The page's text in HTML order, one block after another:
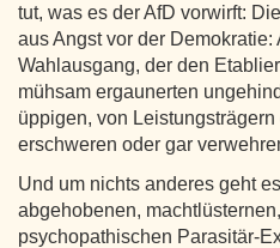
tut, was es der AfD vorwirft:
aus Angst vor der Demokratie:
Wahlausgang, der den
mühsam ergaunerten
üppigen, von
erschweren oder gar
Und um nichts anderes geht
abgehobenen,
psychopathischen Parasitär-